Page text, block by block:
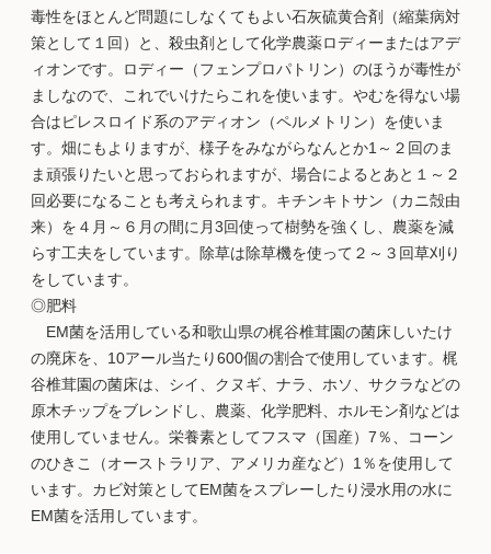
毒性をほとんど問題にしなくてもよい石灰硫黄合剤（縮葉病対
策として１回）と、殺虫剤として化学農薬ロディーまたはアデ
ィオンです。ロディー（フェンプロパトリン）のほうが毒性が
ましなので、これでいけたらこれを使います。やむを得ない場
合はピレスロイド系のアディオン（ペルメトリン）を使いま
す。畑にもよりますが、様子をみながらなんとか1～２回のま
ま頑張りたいと思っておられますが、場合によるとあと１～２
回必要になることも考えられます。キチンキトサン（カニ殻由
来）を４月～６月の間に月3回使って樹勢を強くし、農薬を減
らす工夫をしています。除草は除草機を使って２～３回草刈り
をしています。
◎肥料
EM菌を活用している和歌山県の梶谷椎茸園の菌床しいたけ
の廃床を、10アール当たり600個の割合で使用しています。梶
谷椎茸園の菌床は、シイ、クヌギ、ナラ、ホソ、サクラなどの
原木チップをブレンドし、農薬、化学肥料、ホルモン剤などは
使用していません。栄養素としてフスマ（国産）7％、コーン
のひきこ（オーストラリア、アメリカ産など）1％を使用して
います。カビ対策としてEM菌をスプレーしたり浸水用の水に
EM菌を活用しています。